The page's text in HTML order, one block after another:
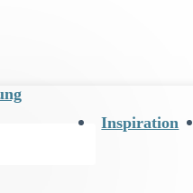
Inspiration